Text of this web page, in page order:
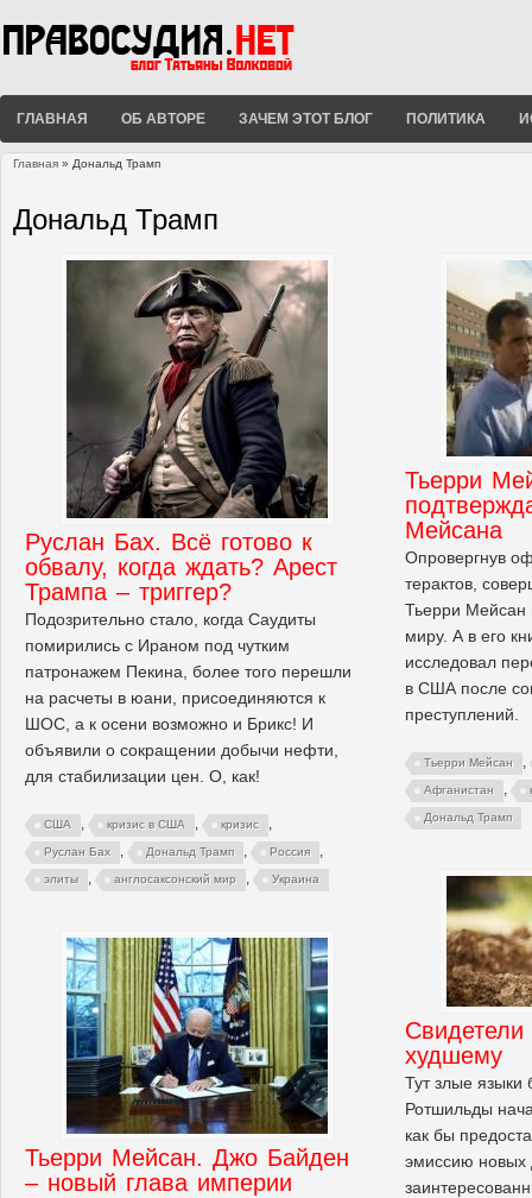
ГЛАВНАЯ ОБ АВТОРЕ ЗАЧЕМ ЭТОТ БЛОГ ПОЛИТИКА
Главная » Дональд Трамп
Дональд Трамп
Руслан Бах. Всё готово к
обвалу, когда ждать? Арест
Трампа – триггер?
Подозрительно стало, когда Саудиты
помирились с Ираном под чутким
патронажем Пекина, более того перешли
на расчеты в юани, присоединяются к
ШОС, а к осени возможно и Брикс! И
объявили о сокращении добычи нефти,
для стабилизации цен. О, как!
США , кризис в США , кризис ,
Руслан Бах , Дональд Трамп , Россия ,
элиты , англосаксонский мир , Украина
Тьерри
Мейсана
Опровергнув
терактов,
Тьерри Мейсан
миру. А в его
исследовал
в США после
преступлений.
Тьерри Мейсан ,
Афганистан ,
Дональд Трамп
Свидетели
худшему
Тут злые языки
Ротшильды
как бы
эмиссию новых
Тьерри Мейсан. Джо Байден
– новый глава империи